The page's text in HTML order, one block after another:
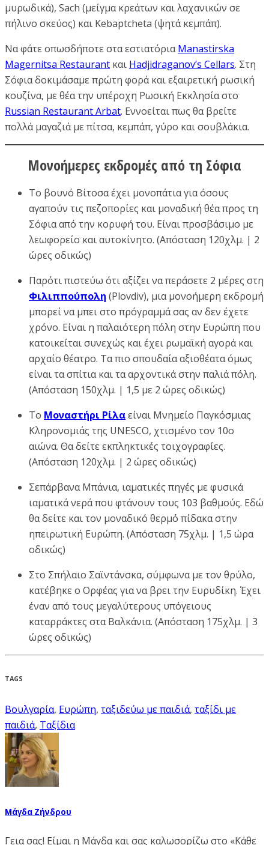
μυρωδικά), Sach (μείγμα κρεάτων και λαχανικών σε
πήλινο σκεύος) και Kebaptcheta (ψητά κεμπάπ).
Να φάτε οπωσδήποτε στα εστιατόριαManastirska
Magernitsa Restaurant και Hadjidraganov’s Cellars. Στη
Σόφια δοκιμάσαμε πρώτη φορά και εξαιρετική ρωσική
κουζίνα, με θέα την υπέροχη Ρωσική Εκκλησία στο
Russian Restaurant Arbat. Εννοείται πως θα βρείτε
πολλά μαγαζιά με πίτσα, κεμπάπ, γύρο και σουβλάκια.
Μονοήμερες εκδρομές από τη Σόφια
Το βουνό Βίτοσα έχει μονοπάτια για όσους
αγαπούν τις πεζοπορίες και μοναδική θέα προς τη
Σόφια από την κορυφή του. Είναι προσβάσιμο με
λεωφορείο και αυτοκίνητο. (Απόσταση 120χλμ. | 2
ώρες οδικώς)
Παρότι πιστεύω ότι αξίζει να περάσετε 2 μέρες στη
Φιλιππούπολη (Plovdiv), μια μονοήμερη εκδρομή
μπορεί να μπει στο πρόγραμμά σας αν δεν έχετε
χρόνο. Είναι η παλαιότερη πόλη στην Ευρώπη που
κατοικείται συνεχώς και έχει ρωμαϊκή αγορά και
αρχαίο θέατρο. Τα πιο σπουδαία αξιοθέατα όμως
είναι τα σπίτια και τα αρχοντικά στην παλιά πόλη.
(Απόσταση 150χλμ. | 1,5 με 2 ώρες οδικώς)
Το Μοναστήρι Ρίλαείναι Μνημείο Παγκόσμιας
Κληρονομιάς της UNESCO, χτισμένο τον 10ο
αιώνα. Θα δείτε εκπληκτικές τοιχογραφίες.
(Απόσταση 120χλμ. | 2 ώρες οδικώς)
Σεπάρβανα Μπάνια, ιαματικές πηγές με φυσικά
ιαματικά νερά που φτάνουν τους 103 βαθμούς. Εδώ
θα δείτε και τον μοναδικό θερμό πίδακα στην
ηπειρωτική Ευρώπη. (Απόσταση 75χλμ. | 1,5 ώρα
οδικώς)
Στο Σπήλαιο Σαϊντάνσκα, σύμφωνα με τον θρύλο,
κατέβηκε ο Ορφέας για να βρει την Ευρυδίκη. Έχει
έναν από τους μεγαλύτερους υπόγειους
καταρράκτες στα Βαλκάνια. (Απόσταση 175χλμ. | 3
ώρες οδικώς)
TAGS
Βουλγαρία, Ευρώπη, ταξιδεύω με παιδιά, ταξίδι με
παιδιά, Ταξίδια
Μάγδα Ζήνδρου
Γεια σας! Είμαι η Μάγδα και σας καλωσορίζω στο «Κάθε